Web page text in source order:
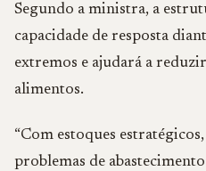
Segundo a ministra, a
capacidade de resposta
extremos e ajudará a
alimentos.
“Com estoques
problemas de